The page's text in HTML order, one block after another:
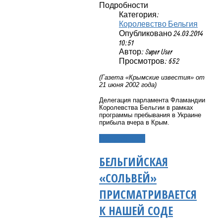
Подробности
Категория:
Королевство Бельгия
Опубликовано 24.03.2014
10:51
Автор: Super User
Просмотров: 652
(Газета «Крымские известия» от
21 июня 2002 года)
Делегация парламента Фламандии
Королевства Бельгии в рамках
программы пребывания в Украине
прибыла вчера в Крым.
БЕЛЬГИЙСКАЯ
«СОЛЬВЕЙ»
ПРИСМАТРИВАЕТСЯ
К НАШЕЙ СОДЕ